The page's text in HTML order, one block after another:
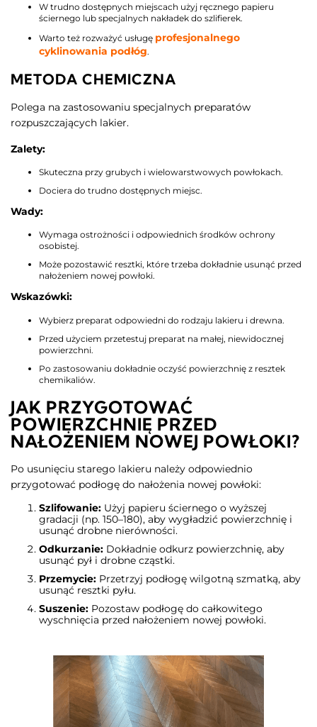
W trudno dostępnych miejscach użyj ręcznego papieru
ściernego lub specjalnych nakładek do szlifierek.​
Warto też rozważyć usługę profesjonalnego
cyklinowania podłóg.
METODA CHEMICZNA
Polega na zastosowaniu specjalnych preparatów
rozpuszczających lakier.
Zalety:
Skuteczna przy grubych i wielowarstwowych powłokach.
Dociera do trudno dostępnych miejsc.​
Wady:
Wymaga ostrożności i odpowiednich środków ochrony
osobistej.
Może pozostawić resztki, które trzeba dokładnie usunąć przed
nałożeniem nowej powłoki.​
Wskazówki:
Wybierz preparat odpowiedni do rodzaju lakieru i drewna.
Przed użyciem przetestuj preparat na małej, niewidocznej
powierzchni.
Po zastosowaniu dokładnie oczyść powierzchnię z resztek
chemikaliów.​
JAK PRZYGOTOWAĆ
POWIERZCHNIĘ PRZED
NAŁOŻENIEM NOWEJ POWŁOKI?
Po usunięciu starego lakieru należy odpowiednio
przygotować podłogę do nałożenia nowej powłoki:​
Szlifowanie: Użyj papieru ściernego o wyższej
gradacji (np. 150–180), aby wygładzić powierzchnię i
usunąć drobne nierówności.​
Odkurzanie: Dokładnie odkurz powierzchnię, aby
usunąć pył i drobne cząstki.​
Przemycie: Przetrzyj podłogę wilgotną szmatką, aby
usunąć resztki pyłu.​
Suszenie: Pozostaw podłogę do całkowitego
wyschnięcia przed nałożeniem nowej powłoki.​